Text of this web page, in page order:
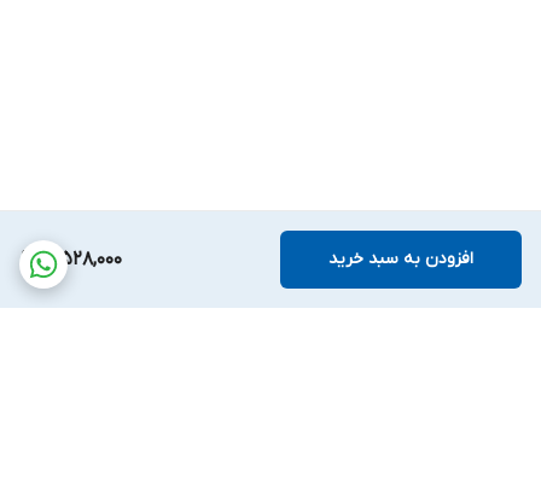
3,528,000 افزودن به سبد خرید